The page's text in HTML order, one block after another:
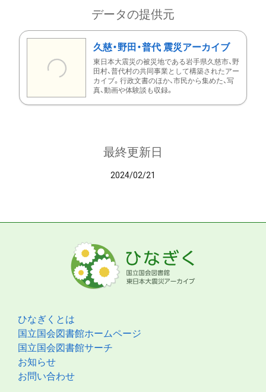
データの提供元
久慈・野田・普代 震災アーカイブ
東日本大震災の被災地である岩手県久慈市、野
田村、普代村の共同事業として構築されたアー
カイブ。行政文書のほか、市民から集めた、写
真、動画や体験談も収録。
最終更新日
2024/02/21
ひなぎくとは
国立国会図書館ホームページ
国立国会図書館サーチ
お知らせ
お問い合わせ